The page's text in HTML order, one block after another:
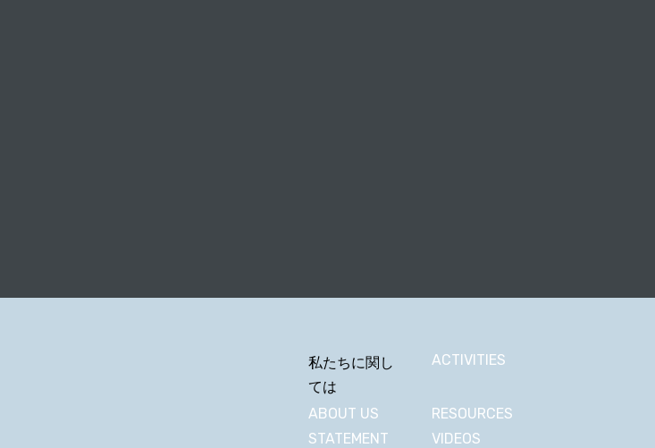
私たちに関し
ては
ABOUT US
STATEMENT
ACTIVITIES
RESOURCES
VIDEOS